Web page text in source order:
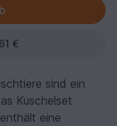
€
sind ein
Kuschelset
eine